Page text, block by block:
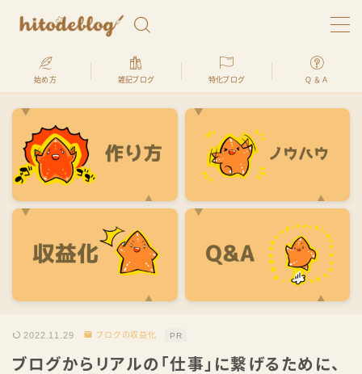
るプロが、
「ブログの始め方」を何処よりもわかりやすく、初心
始め方 雑記ブログ 特化ブログ Q ＆ A
2022.11.29 ブログの収益化 PR
ブログからリアルの「仕事」に繋げるために、